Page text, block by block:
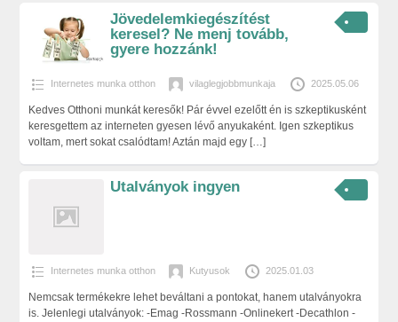
Jövedelemkiegészítést
keresel? Ne menj tovább,
gyere hozzánk!
Internetes munka otthon vilaglegjobbmunkaja 2025.05.06
Kedves Otthoni munkát keresők! Pár évvel ezelőtt én is szkeptikusként
keresgettem az interneten gyesen lévő anyukaként. Igen szkeptikus
voltam, mert sokat csalódtam! Aztán majd egy […]
Utalványok ingyen
Internetes munka otthon Kutyusok 2025.01.03
Nemcsak termékekre lehet beváltani a pontokat, hanem utalványokra
is. Jelenlegi utalványok: -Emag -Rossmann -Onlinekert -Decathlon -